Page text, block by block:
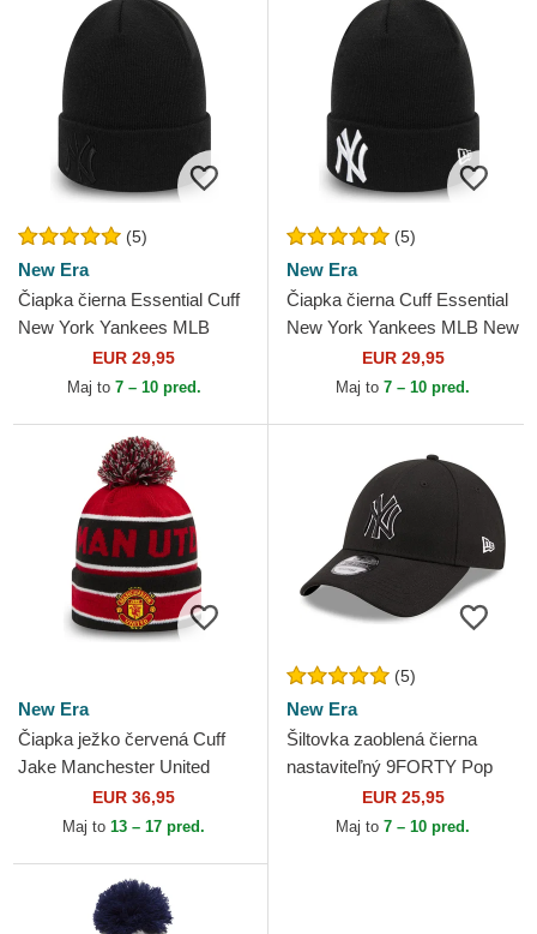
(5)
New Era
Čiapka čierna Essential Cuff
New York Yankees MLB
EUR 29,95
Maj to 7 – 10 pred.
(5)
New Era
Čiapka čierna Cuff Essential
New York Yankees MLB New
EUR 29,95
Maj to 7 – 10 pred.
New Era
Čiapka ježko červená Cuff
Jake Manchester United
Football Club Premier League
New Era
EUR 36,95
Maj to 13 – 17 pred.
(5)
New Era
Šiltovka zaoblená čierna
nastaviteľný 9FORTY Pop
Outline New York Yankees
MLB New Era
EUR 25,95
Maj to 7 – 10 pred.